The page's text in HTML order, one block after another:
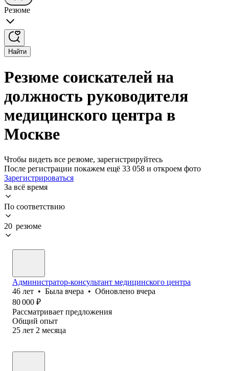
Резюме
Найти
Резюме соискателей на
должность руководителя
медицинского центра в
Москве
Чтобы видеть все резюме, зарегистрируйтесь
После регистрации покажем ещё 33 058 и откроем фото
Зарегистрироваться
За всё время
По соответствию
20 резюме
Администратор-консультант медицинского центра
46 лет • Была вчера • Обновлено вчера
80 000 ₽
Рассматривает предложения
Общий опыт
25 лет 2 месяца